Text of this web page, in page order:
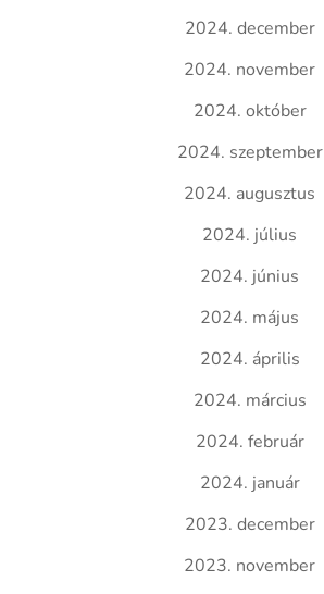
2024. december
2024. november
2024. október
2024. szeptember
2024. augusztus
2024. július
2024. június
2024. május
2024. április
2024. március
2024. február
2024. január
2023. december
2023. november